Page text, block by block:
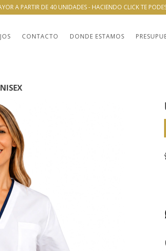
A PARTIR DE 40 UNIDADES - HACIENDO CLICK TE
CONTACTO DONDE ESTAMOS